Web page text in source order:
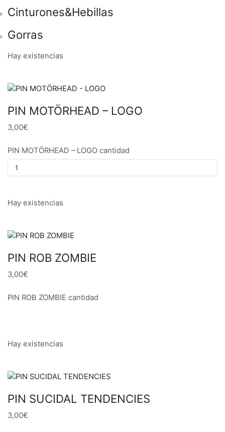
Cinturones&Hebillas
Gorras
Hay existencias
PIN MOTÖRHEAD – LOGO
3,00€
PIN MOTÖRHEAD – LOGO cantidad
Hay existencias
PIN ROB ZOMBIE
3,00€
PIN ROB ZOMBIE cantidad
Hay existencias
PIN SUCIDAL TENDENCIES
3,00€